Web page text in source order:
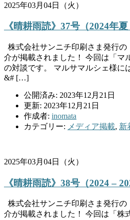
2025年03月04日（火）
《晴耕雨読》37号（2024年夏
株式会社サンニチ印刷さま発行
介が掲載されました！ 今回は「マ
の対談です。 マルサマルシェ様に
&# […]
公開済み: 2023年12月21日
更新: 2023年12月21日
作成者: inomata
カテゴリー: メディア掲載, 新
2025年03月04日（火）
《晴耕雨読》38号（2024 –
株式会社サンニチ印刷さま発行
介が掲載されました！ 今回は「株